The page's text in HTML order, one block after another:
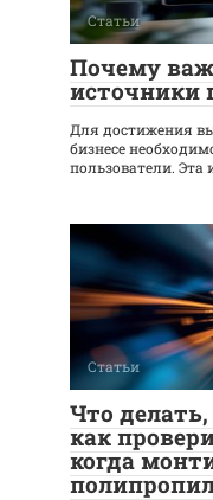
Статьи
Почему
источники
Для достижения
бизнесе
пользователи.
Статьи
Что
как
когда